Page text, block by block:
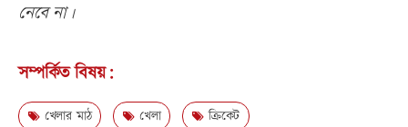
নেবে না।
সম্পর্কিত বিষয়:
খেলার মাঠ খেলা ক্রিকেট